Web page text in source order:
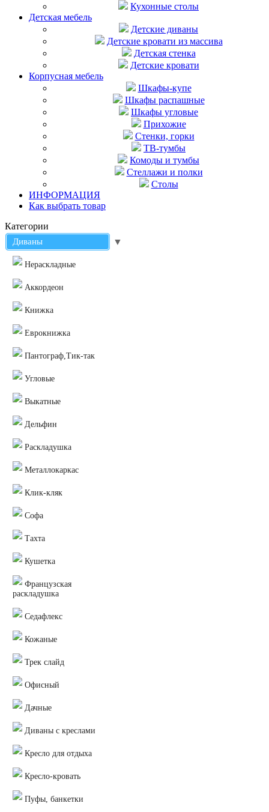
Кухонные столы
Детская мебель
Детские диваны
Детские кровати из массива
Детская стенка
Детские кровати
Корпусная мебель
Шкафы-купе
Шкафы распашные
Шкафы угловые
Прихожие
Стенки, горки
ТВ-тумбы
Комоды и тумбы
Стеллажи и полки
Столы
ИНФОРМАЦИЯ
Как выбрать товар
Категории
Диваны ▼
Нераскладные
Аккордеон
Книжка
Еврокнижка
Пантограф,Тик-так
Угловые
Выкатные
Дельфин
Раскладушка
Металлокаркас
Клик-кляк
Софа
Тахта
Кушетка
Французская
раскладушка
Седафлекс
Кожаные
Трек слайд
Офисный
Дачные
Диваны с креслами
Кресло для отдыха
Кресло-кровать
Пуфы, банкетки